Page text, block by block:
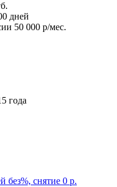
дней
50 000 р/мес.
года
без%, снятие 0 р.